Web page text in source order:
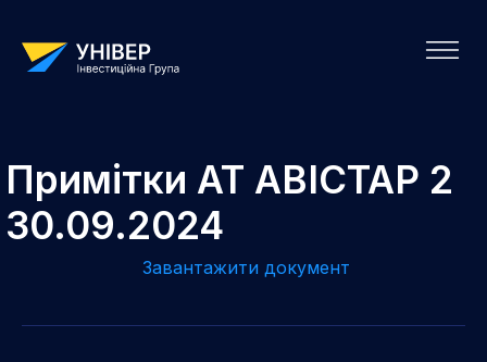
Примітки АТ АВІСТАР 2
30.09.2024
Завантажити документ